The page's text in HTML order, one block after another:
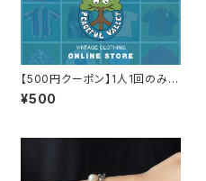
【500円クーポン】1人1回のみご
利用可能！
¥500